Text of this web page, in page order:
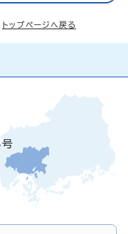
トップページへ戻る